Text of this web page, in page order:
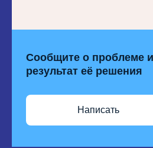
Сообщите о проблеме
результат её решения
Написать